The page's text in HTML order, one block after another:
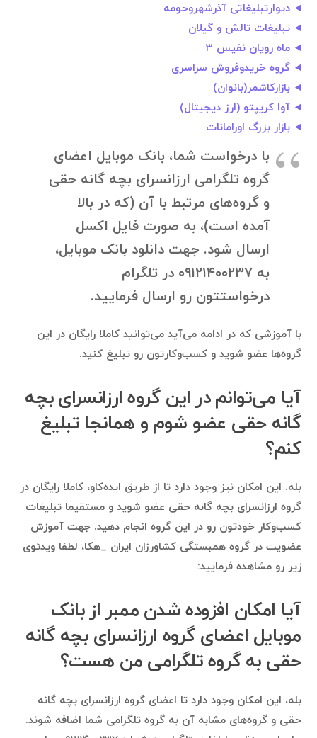
دیوارتبلیغاتی آذرشهروحومه
تبلیغات تالش و گیلان
ماه رویان نفیس ۳
گروه خریدوفروش سراسری
بازارکاشمر(بانوان)
آوا کریپتو (ارز دیجیتال)
بازار بزرگ اورامانات
با درخواست شما، بانک موبایل اعضای
گروه تلگرامی ارزانسرای بچه گانه حقی
و گروه‌های مرتبط با آن (که در بالا
آمده است)، به صورت فایل اکسل
ارسال شود. جهت دانلود بانک موبایل،
به ۰۹۱۲۱۴۰۰۲۳۷ در تلگرام
درخواستتون رو ارسال فرمایید.
با آموزشی که در ادامه می‌آید می‌توانید کاملا رایگان در این
گروه‌ها عضو شوید و کسب‌وکارتون رو تبلیغ کنید.
آیا می‌توانم در این گروه ارزانسرای بچه
گانه حقی عضو شوم و همانجا تبلیغ
کنم؟
بله. این امکان نیز وجود دارد تا از طریق ایده‌کاو، کاملا رایگان در
گروه ارزانسرای بچه گانه حقی عضو شوید و مستقیما تبلیغات
کسب‌وکار خودتون رو در این گروه انجام دهید. جهت آموزش
عضویت در گروه همبستگی کشاورزان ایران _هکا، لطفا ویدئوی
زیر رو مشاهده فرمایید:
آیا امکان افزوده شدن ممبر از بانک
موبایل اعضای گروه ارزانسرای بچه گانه
حقی به گروه تلگرامی من هست؟
بله، این امکان وجود دارد تا اعضای گروه ارزانسرای بچه گانه
حقی و گروه‌های مشابه آن به گروه تلگرامی شما اضافه شوند.